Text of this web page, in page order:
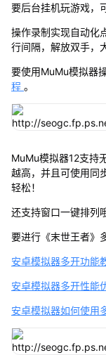
要后台挂机玩游戏，
操作录制实现自动化
行间隔，解放双手，
要使用MuMu模拟器
程 。
MuMu模拟器12支持
越高，并且可使用同
轻松！
还支持窗口一键排列
要进行《末世王者》
安卓模拟器多开功能
安卓模拟器多开性能
安卓模拟器如何使用